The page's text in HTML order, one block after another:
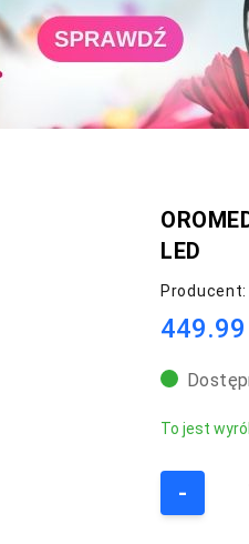
LED
Producent:
To jest
-